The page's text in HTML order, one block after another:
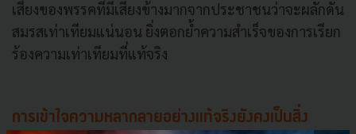
เสียงของพรรคที่มีเสียงข้างมากจากประชาชนว่าจะผลักดัน
สมรสเท่าเทียมแน่นอน ยิ่งตอกย้ำความสำเร็จของการเรียก
ร้องความเท่าเทียมที่แท้จริง
การเข้าใจความหลากลายอย่างแท้จริงยังคงเป็นสิ่ง